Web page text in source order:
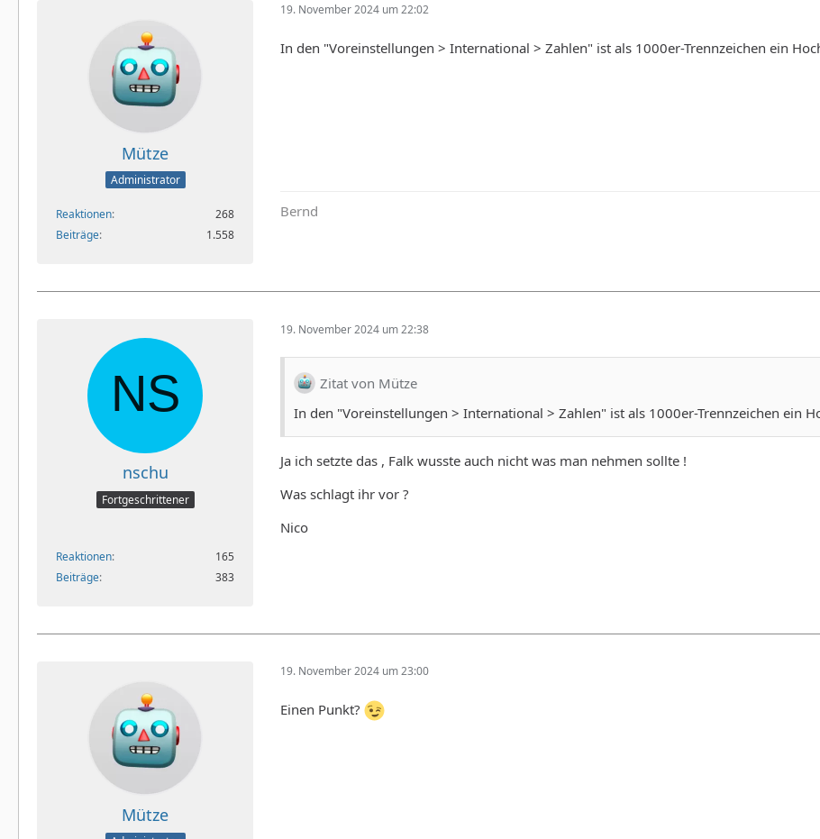
Mütze
Administrator
Reaktionen
268
Beiträge
1.558
19. November 2024 um 22:02
In den "Voreinstellungen > International > Zahlen" ist als 1000er-Trennzeichen ein
Bernd
nschu
Fortgeschrittener
Reaktionen
165
Beiträge
383
19. November 2024 um 22:38
Zitat von Mütze
In den "Voreinstellungen > International > Zahlen" ist als 1000er-Trennzeichen ein
Ja ich setzte das , Falk wusste auch nicht was man nehmen sollte !
Was schlagt ihr vor ?
Nico
Mütze
19. November 2024 um 23:00
Einen Punkt?